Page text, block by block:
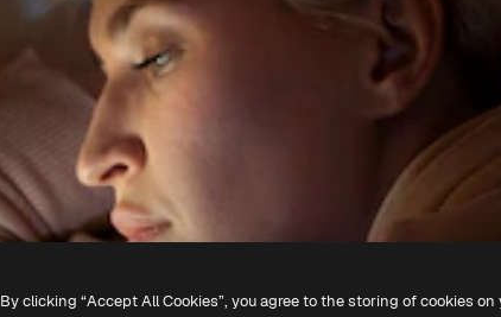
By clicking “Accept All Cookies”, you agree to the storing of cookies